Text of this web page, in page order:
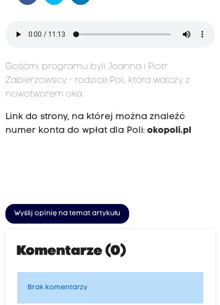
Gośćmi programu byli Joanna i Piotr
Zabierzowscy - rodzice Poli, która walczy z
nowotworem oka.
Link do strony, na której można znaleźć
numer konta do wpłat dla Poli: okopoli.pl
Wyślij opinię na temat artykułu
Komentarze (0)
Brak komentarzy